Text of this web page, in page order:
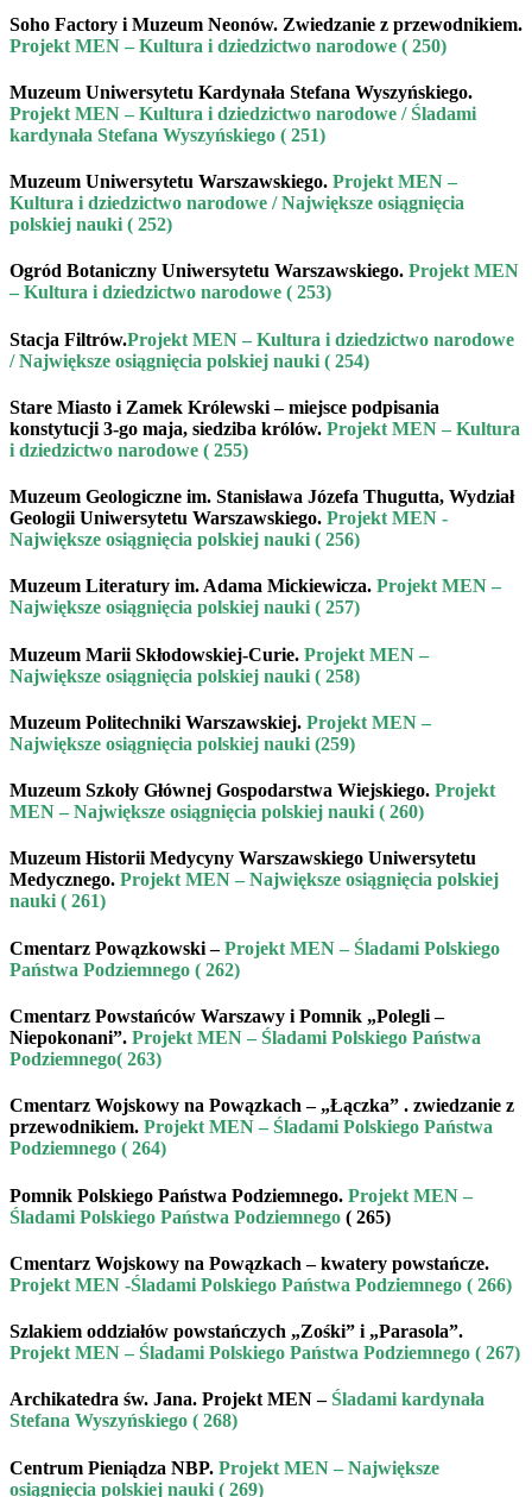
Soho Factory i Muzeum Neonów. Zwiedzanie z przewodnikiem.
Projekt MEN – Kultura i dziedzictwo narodowe ( 250)
Muzeum Uniwersytetu Kardynała Stefana Wyszyńskiego.
Projekt MEN – Kultura i dziedzictwo narodowe / Śladami
kardynała Stefana Wyszyńskiego ( 251)
Muzeum Uniwersytetu Warszawskiego. Projekt MEN –
Kultura i dziedzictwo narodowe / Największe osiągnięcia
polskiej nauki ( 252)
Ogród Botaniczny Uniwersytetu Warszawskiego. Projekt MEN
– Kultura i dziedzictwo narodowe ( 253)
Stacja Filtrów.Projekt MEN – Kultura i dziedzictwo narodowe
/ Największe osiągnięcia polskiej nauki ( 254)
Stare Miasto i Zamek Królewski –miejsce podpisania
konstytucji 3-go maja, siedziba królów. Projekt MEN – Kultura
i dziedzictwo narodowe ( 255)
Muzeum Geologiczne im. Stanisława Józefa Thugutta, Wydział
Geologii Uniwersytetu Warszawskiego. Projekt MEN -
Największe osiągnięcia polskiej nauki ( 256)
Muzeum Literatury im. Adama Mickiewicza. Projekt MEN –
Największe osiągnięcia polskiej nauki ( 257)
Muzeum Marii Skłodowskiej-Curie. Projekt MEN –
Największe osiągnięcia polskiej nauki ( 258)
Muzeum Politechniki Warszawskiej. Projekt MEN –
Największe osiągnięcia polskiej nauki (259)
Muzeum Szkoły Głównej Gospodarstwa Wiejskiego. Projekt
MEN – Największe osiągnięcia polskiej nauki ( 260)
Muzeum Historii Medycyny Warszawskiego Uniwersytetu
Medycznego. Projekt MEN – Największe osiągnięcia polskiej
nauki ( 261)
Cmentarz Powązkowski –Projekt MEN – Śladami Polskiego
Państwa Podziemnego ( 262)
Cmentarz Powstańców Warszawy i Pomnik „Polegli –
Niepokonani”. Projekt MEN – Śladami Polskiego Państwa
Podziemnego( 263)
Cmentarz Wojskowy na Powązkach – „Łączka” . zwiedzanie z
przewodnikiem. Projekt MEN – Śladami Polskiego Państwa
Podziemnego ( 264)
Pomnik Polskiego Państwa Podziemnego. Projekt MEN –
Śladami Polskiego Państwa Podziemnego ( 265)
Cmentarz Wojskowy na Powązkach – kwatery powstańcze.
Projekt MEN -Śladami Polskiego Państwa Podziemnego ( 266)
Szlakiem oddziałów powstańczych „Zośki” i „Parasola”.
Projekt MEN – Śladami Polskiego Państwa Podziemnego ( 267)
Archikatedra św. Jana. Projekt MEN –Śladami kardynała
Stefana Wyszyńskiego ( 268)
Centrum Pieniądza NBP. Projekt MEN – Największe
osiągnięcia polskiej nauki ( 269)